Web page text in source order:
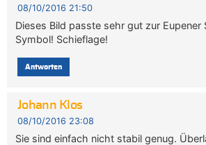
08/10/2016 21:50
Dieses Bild passte sehr gut zur Eupener
Symbol! Schieflage!
Antworten
Johann Klos
08/10/2016 23:08
Sie sind einfach nicht stabil genug.